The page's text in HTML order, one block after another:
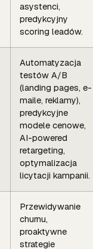
asystenci,
predykcyjny
scoring leadów.
Automatyzacja
testów A/B
(landing pages, e-
maile, reklamy),
predykcyjne
modele cenowe,
AI-powered
retargeting,
optymalizacja
licytacji kampanii.
Przewidywanie
churnu,
proaktywne
strategie